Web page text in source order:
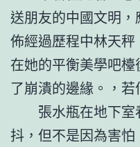
送朋友的中國文明
佈經過歷程中林天
在她的平衡美學吧
了崩潰的邊緣。，
張水瓶在地下
抖，但不是因為害怕